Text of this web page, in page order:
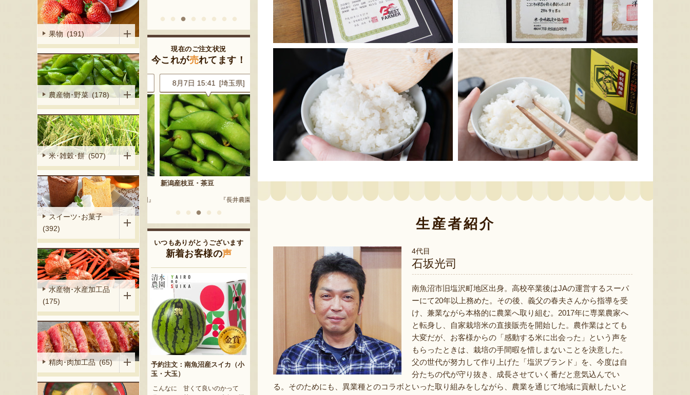
生産者紹介
4代目
石坂光司
南魚沼市旧塩沢町地区出身。高校卒業後はJAの運営するスーパ
ーにて20年以上務めた。その後、義父の春夫さんから指導を受
け、兼業ながら本格的に農業へ取り組む。2017年に専業農家へ
と転身し、自家栽培米の直接販売を開始した。農作業はとても
大変だが、お客様からの「感動する米に出会った」という声を
もらったときは、栽培の手間暇を惜しまないことを決意した。
父の世代が努力して作り上げた「塩沢ブランド」を、今度は自
分たちの代が守り抜き、成長させていく番だと意気込んでい
る。そのためにも、異業種とのコラボといった取り組みをしながら、農業を通じて地域に貢献したいと
果物 (191)
農産物･野菜 (178)
米･雑穀･餅 (507)
スイーツ･お菓子
(392)
水産物･水産加工品
(175)
精肉･肉加工品 (65)
『農房 丸蔦食品』
現在のご注文状況
今これが売れてます！
平方地区）
『野崎農園』
8月7日 15:41 [埼玉県]
新潟産枝豆・茶豆
『長井農園』
8月7日 15:41 [埼玉県]
新潟産枝豆・茶豆
『長井農園』
8月7日 15:41 [埼玉県]
新潟産枝豆・茶豆
『長井農園』
8月7日 15:41 [埼玉県]
新潟産枝豆・茶豆
『長井農園』
8月7日 15:48 [宮城県]
新潟産 黒埼茶豆（小平方地区）
『野崎農園』
8月7日 15:41 [埼玉県]
新潟産枝豆・茶豆
『長井農園』
いつもありがとうございます
新着お客様の声
予約注文：南魚沼産スイカ（小
玉・大玉）
こんなに 甘くて良いのかって